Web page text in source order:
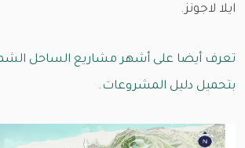
ايلا لاجونز.
تعرف أيضا على أشهر مشاريع الساحل الشمالي
بتحميل دليل المشروعات.